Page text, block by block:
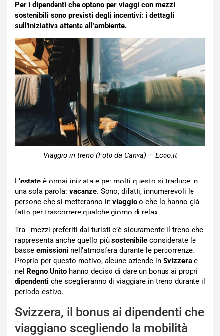
Per i dipendenti che optano per viaggi con mezzi
sostenibili sono previsti degli incentivi: i dettagli
sull’iniziativa attenta all’ambiente.
Viaggio in treno (Foto da Canva) – Ecoo.it
L’estate è ormai iniziata e per molti questo si traduce in
una sola parola: vacanze. Sono, difatti, innumerevoli le
persone che si metteranno in viaggio o che lo hanno già
fatto per trascorrere qualche giorno di relax.
Tra i mezzi preferiti dai turisti c’è sicuramente il treno che
rappresenta anche quello più sostenibile considerate le
basse emissioni nell’atmosfera durante le percorrenze.
Proprio per questo motivo, alcune aziende in Svizzera e
nel Regno Unito hanno deciso di dare un bonus ai propri
dipendenti che sceglieranno di viaggiare in treno durante il
periodo estivo.
Svizzera, il bonus ai dipendenti che
viaggiano scegliendo la mobilità